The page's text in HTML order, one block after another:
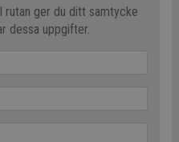
rutan ger du ditt samtycke
dessa uppgifter.